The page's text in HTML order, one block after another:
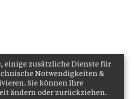
einige zusätzliche Dienste für
Notwendigkeiten &
Sie können Ihre
ändern oder zurückziehen.